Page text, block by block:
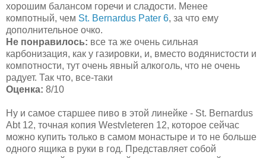
хорошим балансом горечи и сладости. Менее
компотный, чем St. Bernardus Pater 6, за что ему
дополнительное очко.
Не понравилось: все та же очень сильная
карбонизация, как у газировки, и, вместо водянистости и
компотности, тут очень явный алкоголь, что не очень
радует. Так что, все-таки
Оценка: 8/10
Ну и самое старшее пиво в этой линейке - St. Bernardus
Abt 12, точная копия Westvleteren 12, которое сейчас
можно купить только в самом монастыре и то не больше
одного ящика в руки в год. Представляет собой